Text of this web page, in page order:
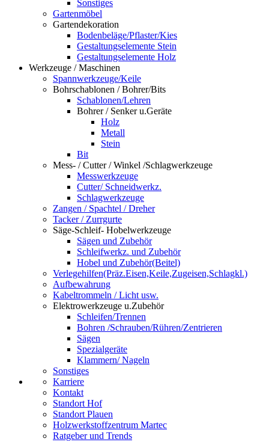
Sonstiges
Gartenmöbel
Gartendekoration
Bodenbeläge/Pflaster/Kies
Gestaltungselemente Stein
Gestaltungselemente Holz
Werkzeuge / Maschinen
Spannwerkzeuge/Keile
Bohrschablonen / Bohrer/Bits
Schablonen/Lehren
Bohrer / Senker u.Geräte
Holz
Metall
Stein
Bit
Mess- / Cutter / Winkel /Schlagwerkzeuge
Messwerkzeuge
Cutter/ Schneidwerkz.
Schlagwerkzeuge
Zangen / Spachtel / Dreher
Tacker / Zurrgurte
Säge-Schleif- Hobelwerkzeuge
Sägen und Zubehör
Schleifwerkz. und Zubehör
Hobel und Zubehör(Beitel)
Verlegehilfen(Präz.Eisen,Keile,Zugeisen,Schlagkl.)
Aufbewahrung
Kabeltrommeln / Licht usw.
Elektrowerkzeuge u.Zubehör
Schleifen/Trennen
Bohren /Schrauben/Rühren/Zentrieren
Sägen
Spezialgeräte
Klammern/ Nageln
Sonstiges
Karriere
Kontakt
Standort Hof
Standort Plauen
Holzwerkstoffzentrum Martec
Ratgeber und Trends